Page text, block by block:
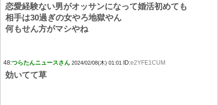
恋愛経験ない男がオッサンになって婚活初めても
相手は30過ぎの女やろ地獄やん
何もせん方がマシやね
48:つらたんニュースさん 2024/02/08(木) 01:01 ID:e2YFE1CUM
効いてて草